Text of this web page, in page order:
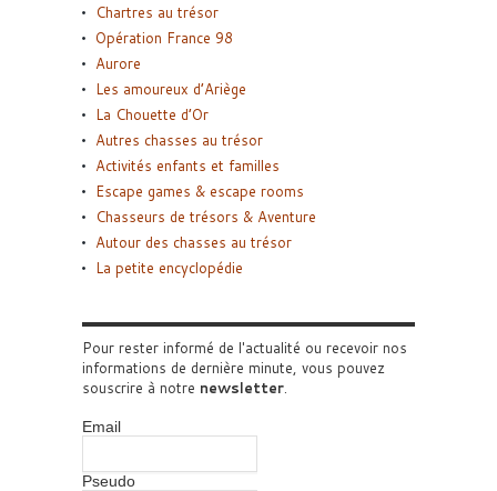
Chartres au trésor
Opération France 98
Aurore
Les amoureux d’Ariège
La Chouette d’Or
Autres chasses au trésor
Activités enfants et familles
Escape games & escape rooms
Chasseurs de trésors & Aventure
Autour des chasses au trésor
La petite encyclopédie
Pour rester informé de l'actualité ou recevoir nos
informations de dernière minute, vous pouvez
souscrire à notre newsletter.
Email
Pseudo